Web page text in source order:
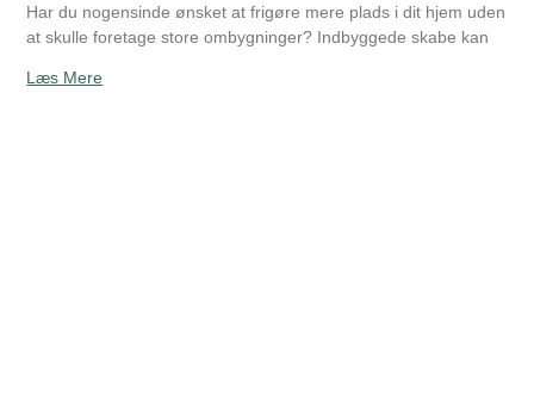
Har du nogensinde ønsket at frigøre mere plads i dit hjem uden
at skulle foretage store ombygninger? Indbyggede skabe kan
Læs Mere